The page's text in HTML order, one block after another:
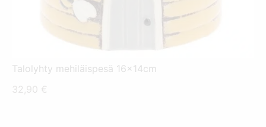
Talolyhty mehiläispesä 16x14cm
32,90 €